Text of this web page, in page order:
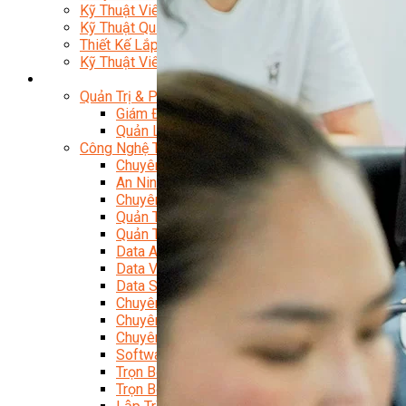
Kỹ Thuật Viên Đại Tu Hộp Số Tự Động Chuyên Sâu
Kỹ Thuật Quấn Dây Và Sửa Chữa Máy Điện
Thiết Kế Lắp Đặt Hệ Thống Điện Năng Lượng Mặt
Kỹ Thuật Viên Điện Tử Chuyên Ngành Điện – Điện
Quản Trị & Phát Triển Doanh Nghiệp
Giám Đốc Nhân Sự Chuyên Nghiệp
Quản Lý Cấp Trung Chuyên Nghiệp
Công Nghệ Thông Tin
Chuyên Viên Quản Trị Vận Hành Hệ Thống
An Ninh Mạng (Network Security)
Chuyên Viên Quản Trị Hệ Thống Và An Ninh
Quản Trị Hệ Thống Linux
Quản Trị Vận Hành Microsoft Azure
Data Analyst (Phân Tích Dữ Liệu)
Data Visualization (Trực Quan Hóa Dữ Liệu)
Data System (Quản Trị Dữ Liệu)
Chuyên Viên Lập Trình (Full Stack)
Chuyên Viên Lập Trình Website (Full Stack)
Chuyên Viên Lập Trình Mobile (Full Stack)
Software Testing
Trọn Bộ Công Cụ AI Văn Phòng
Trọn Bộ Công Cụ AI Ứng Dụng Giảng Dạy